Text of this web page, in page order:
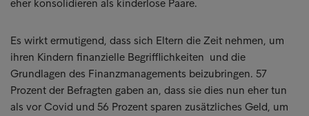
eher konsolidieren als kinderlose Paare.
Es wirkt ermutigend, dass sich Eltern die Zeit nehmen, um
ihren Kindern finanzielle Begrifflichkeiten und die
Grundlagen des Finanzmanagements beizubringen. 57
Prozent der Befragten gaben an, dass sie dies nun eher tun
als vor Covid und 56 Prozent sparen zusätzliches Geld, um